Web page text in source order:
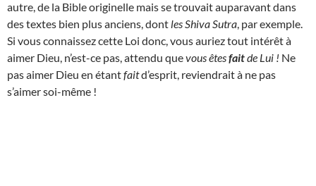
autre, de la Bible originelle mais se trouvait auparavant dans
des textes bien plus anciens, dont les Shiva Sutra , par exemple.
Si vous connaissez cette Loi donc, vous auriez tout intérêt à
aimer Dieu, n’est-ce pas, attendu quevous êtesfaitde Lui ! Ne
pas aimer Dieu en étantfaitd’esprit, reviendrait à ne pas
s’aimer soi-même !